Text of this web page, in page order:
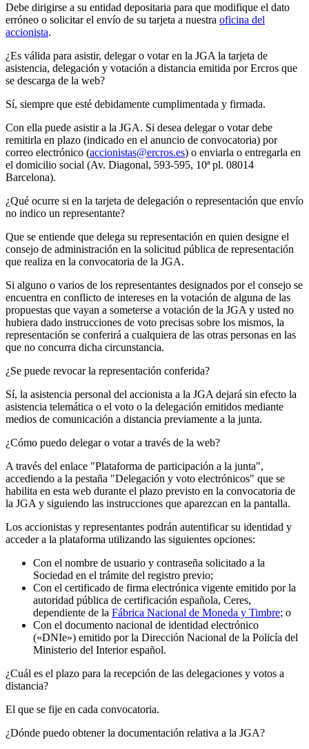
Debe dirigirse a su entidad depositaria para que modifique el dato
erróneo o solicitar el envío de su tarjeta a nuestra oficina del
accionista.
¿Es válida para asistir, delegar o votar en la JGA la tarjeta de
asistencia, delegación y votación a distancia emitida por Ercros que
se descarga de la web?
Sí, siempre que esté debidamente cumplimentada y firmada.
Con ella puede asistir a la JGA. Si desea delegar o votar debe
remitirla en plazo (indicado en el anuncio de convocatoria) por
correo electrónico (accionistas@ercros.es) o enviarla o entregarla en
el domicilio social (Av. Diagonal, 593-595, 10ª pl. 08014
Barcelona).
¿Qué ocurre si en la tarjeta de delegación o representación que envío
no indico un representante?
Que se entiende que delega su representación en quien designe el
consejo de administración en la solicitud pública de representación
que realiza en la convocatoria de la JGA.
Si alguno o varios de los representantes designados por el consejo se
encuentra en conflicto de intereses en la votación de alguna de las
propuestas que vayan a someterse a votación de la JGA y usted no
hubiera dado instrucciones de voto precisas sobre los mismos, la
representación se conferirá a cualquiera de las otras personas en las
que no concurra dicha circunstancia.
¿Se puede revocar la representación conferida?
Sí, la asistencia personal del accionista a la JGA dejará sin efecto la
asistencia telemática o el voto o la delegación emitidos mediante
medios de comunicación a distancia previamente a la junta.
¿Cómo puedo delegar o votar a través de la web?
A través del enlace "Plataforma de participación a la junta",
accediendo a la pestaña "Delegación y voto electrónicos" que se
habilita en esta web durante el plazo previsto en la convocatoria de
la JGA y siguiendo las instrucciones que aparezcan en la pantalla.
Los accionistas y representantes podrán autentificar su identidad y
acceder a la plataforma utilizando las siguientes opciones:
Con el nombre de usuario y contraseña solicitado a la
Sociedad en el trámite del registro previo;
Con el certificado de firma electrónica vigente emitido por la
autoridad pública de certificación española, Ceres,
dependiente de la Fábrica Nacional de Moneda y Timbre; o
Con el documento nacional de identidad electrónico
(«DNIe») emitido por la Dirección Nacional de la Policía del
Ministerio del Interior español.
¿Cuál es el plazo para la recepción de las delegaciones y votos a
distancia?
El que se fije en cada convocatoria.
¿Dónde puedo obtener la documentación relativa a la JGA?